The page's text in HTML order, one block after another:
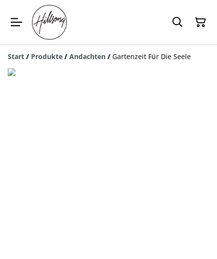
Start / Produkte / Andachten / Gartenzeit Für Die Seele